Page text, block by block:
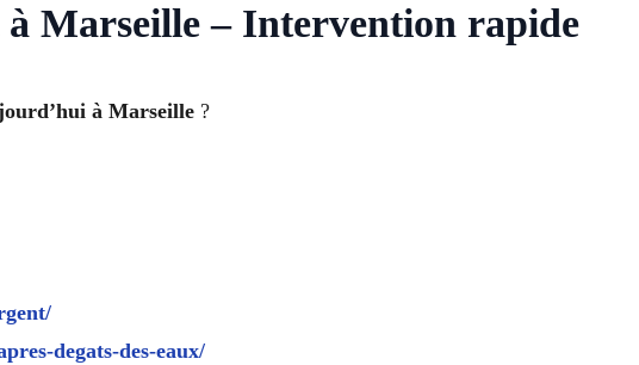
Marseille – Intervention rapide
à Marseille ?
degats-des-eaux/